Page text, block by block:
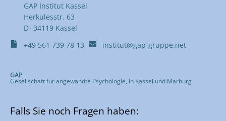
GAP Institut Kassel
Herkulesstr. 63
D- 34119 Kassel
+49 561 739 78 13 institut@gap-gruppe.net
GAP,
Gesellschaft für angewandte Psychologie, in Kassel und Marburg
Falls Sie noch Fragen haben: